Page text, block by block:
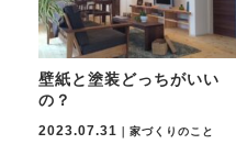
壁紙と塗装どっちがいい
の？
2023.07.31 ｜家づくりのこと